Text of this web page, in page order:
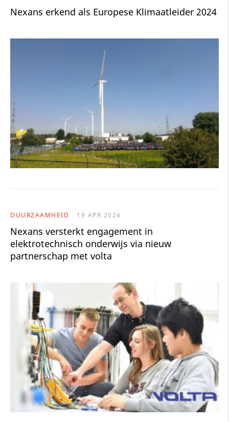
Nexans erkend als Europese Klimaatleider 2024
DUURZAAMHEID 19 APR 2024
Nexans versterkt engagement in
elektrotechnisch onderwijs via nieuw
partnerschap met volta